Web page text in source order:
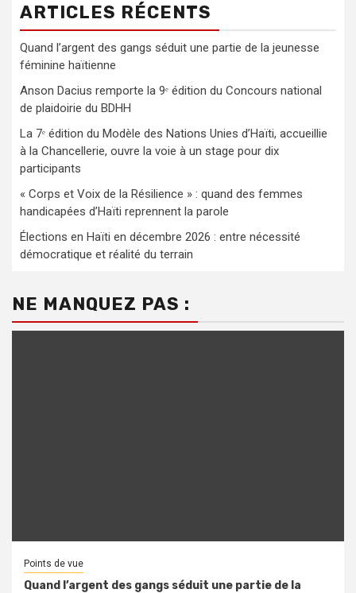
ARTICLES RÉCENTS
Quand l’argent des gangs séduit une partie de la jeunesse
féminine haïtienne
Anson Dacius remporte la 9ᵉ édition du Concours national
de plaidoirie du BDHH
La 7ᵉ édition du Modèle des Nations Unies d’Haïti, accueillie
à la Chancellerie, ouvre la voie à un stage pour dix
participants
« Corps et Voix de la Résilience » : quand des femmes
handicapées d’Haïti reprennent la parole
Élections en Haïti en décembre 2026 : entre nécessité
démocratique et réalité du terrain
NE MANQUEZ PAS :
Points de vue
Quand l’argent des gangs séduit une partie de la